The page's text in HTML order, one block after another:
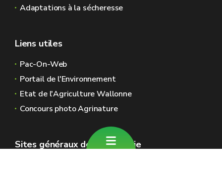
Adaptations à la sécheresse
Liens utiles
Pac-On-Web
Portail de l'Environnement
Etat de l'Agriculture Wallonne
Concours photo Agrinature
Sites généraux de la Wallonie